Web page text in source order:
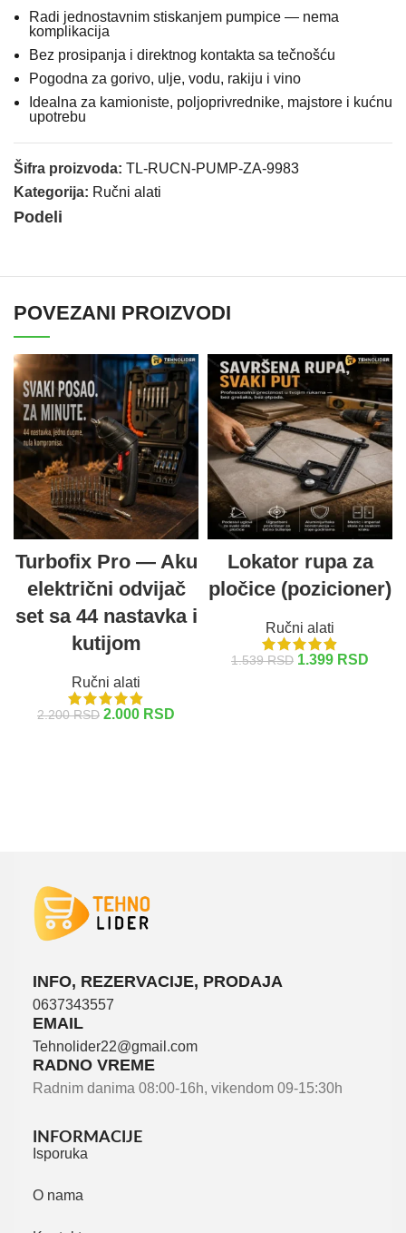
Radi jednostavnim stiskanjem pumpice — nema
komplikacija
Bez prosipanja i direktnog kontakta sa tečnošću
Pogodna za gorivo, ulje, vodu, rakiju i vino
Idealna za kamioniste, poljoprivrednike, majstore i kućnu
upotrebu
Šifra proizvoda: TL-RUCN-PUMP-ZA-9983
Kategorija: Ručni alati
Podeli
POVEZANI PROIZVODI
Turbofix Pro — Aku
električni odvijač
set sa 44 nastavka i
kutijom
Ručni alati
2.200RSD 2.000 RSD
Lokator rupa za
pločice (pozicioner)
Ručni alati
1.539RSD 1.399 RSD
INFO, REZERVACIJE, PRODAJA
0637343557
EMAIL
Tehnolider22@gmail.com
RADNO VREME
Radnim danima 08:00-16h, vikendom 09-15:30h
INFORMACIJE
Isporuka
O nama